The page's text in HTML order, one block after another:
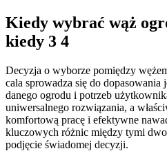
Kiedy wybrać wąż
kiedy 3 4
Decyzja o wyborze pomiędzy
cala sprowadza się do
danego ogrodu i potrzeb
uniwersalnego rozwiązania, a
komfortową pracę i efektywne
kluczowych różnic między tymi
podjęcie świadomej decyzji.